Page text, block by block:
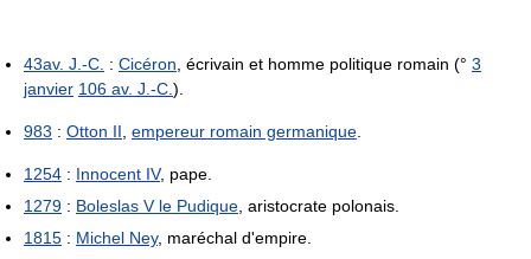
43av. J.-C. : Cicéron , écrivain et homme politique romain (° 3
janvier 106 av. J.-C. ).
983 : Otton II empereur romain germanique
1254 : Innocent IV, pape.
1279 : Boleslas V le Pudique , aristocrate polonais.
1815 : Michel Ney, maréchal d'empire.